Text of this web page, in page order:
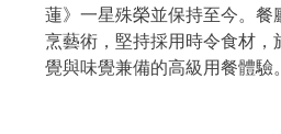
蓮》一星殊榮並保持至今。餐
烹藝術，堅持採用時令食材，
覺與味覺兼備的高級用餐體驗。